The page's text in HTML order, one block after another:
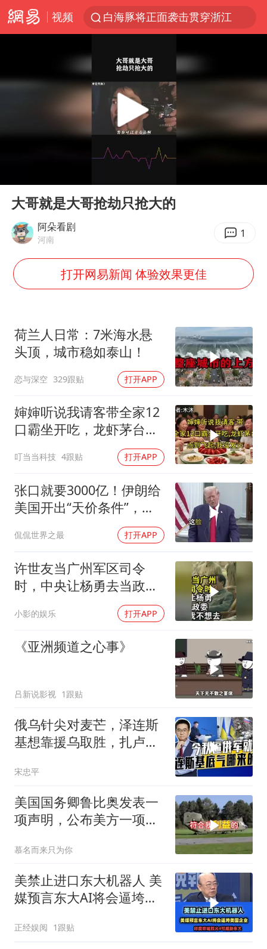
视频
白海豚将正面袭击贯穿浙江
视频丨中国东方电气集团原党组副书记、董事宋致远被查
女子网购名牌包发现是自己丢的那只
香港宏福苑火灾或由烟头引起
浙江台州《告全体市民书》
郑丽文：台湾从来没有“独立”过
多个明星演唱会取消
女儿为争财产堵门阻挠父亲出殡
上海轮渡全线停航
制冰厂工人旺季能月入一万三
人民的健康、体质、幸福一脉相承
Play
大哥就是大哥抢劫只抢大的
阿朵看剧
河南 1
打开网易新闻 体验效果更佳
荷兰人日常：7米海水悬
头顶，城市稳如泰山！
恋与深空 329跟贴 打开APP
婶婶听说我请客带全家12
口霸坐开吃，龙虾茅台点
叮当当科技 4跟贴 打开APP
张口就要3000亿！伊朗给
美国开出“天价条件”，特
朗普这回真被拿捏了？
侃侃世界之最 打开APP
许世友当广州军区司令
时，中央让杨勇去当政
委，杨勇说：我不想去
小影的娱乐 打开APP
《亚洲频道之心事》
吕新说影视 1跟贴
俄乌针尖对麦芒，泽连斯
基想靠援乌取胜，扎卢日
宋忠平
美国国务卿鲁比奥发表一
项声明，公布美方一项重
慕名而来只为你
美禁止进口东大机器人 美
媒预言东大AI将会逼垮美
正经娱阅 1跟贴